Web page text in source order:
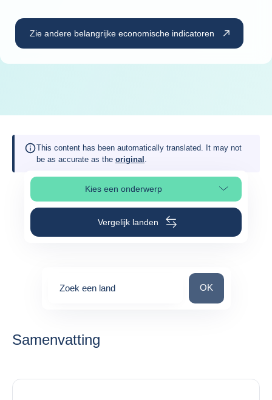
Zie andere belangrijke economische indicatoren
This content has been automatically translated. It may not
be as accurate as the original .
Kies een onderwerp
Selecteer paginasectie
Vergelijk landen
Zoek een land Zoek een land
OK
Samenvatting